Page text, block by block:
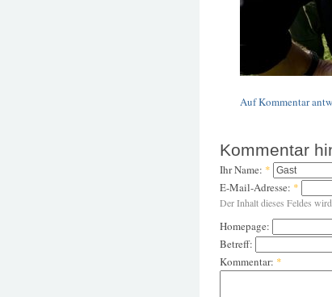
Auf Kommentar
Kommentar
Ihr Name: *
E-Mail-Adresse: *
Der Inhalt dieses Feldes
Homepage:
Betreff:
Kommentar: *